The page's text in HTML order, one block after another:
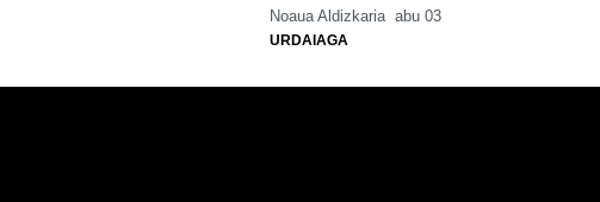
Noaua Aldizkaria abu 03
URDAIAGA